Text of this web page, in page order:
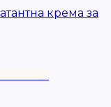
крема за